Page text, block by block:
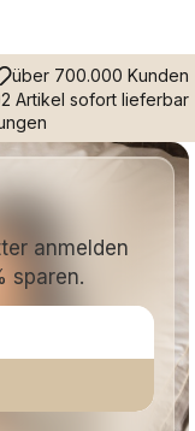
über 700.000 Kunden
Artikel sofort lieferbar
anmelden
sparen.